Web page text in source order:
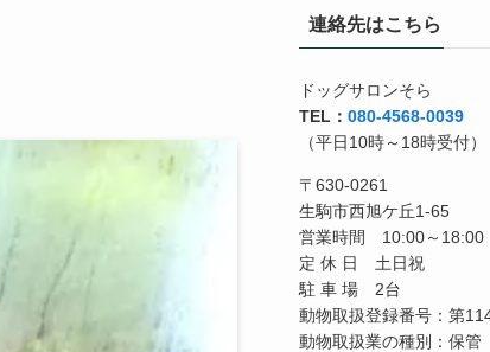
連絡先はこちら
ドッグサロンそら
TEL： 080-4568-0039
（平日10時～18時受付）
〒630-0261
生駒市西旭ケ丘1-65
営業時間 10:00～18:00
定 休 日 土日祝
駐 車 場 2台
動物取扱登録番号：第
動物取扱業の種別：保管